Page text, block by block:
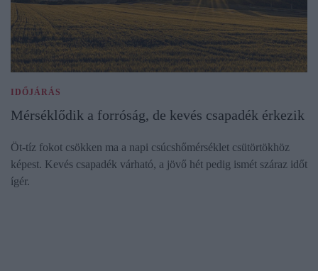
IDŐJÁRÁS
Mérséklődik a forróság, de kevés csapadék érkezik
Öt-tíz fokot csökken ma a napi csúcshőmérséklet csütörtökhöz
képest. Kevés csapadék várható, a jövő hét pedig ismét száraz időt
ígér.